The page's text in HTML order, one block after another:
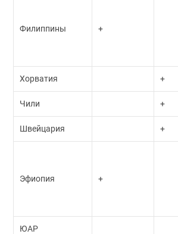
Филиппины +
Хорватия +
Чили +
Швейцария +
Эфиопия +
ЮАР